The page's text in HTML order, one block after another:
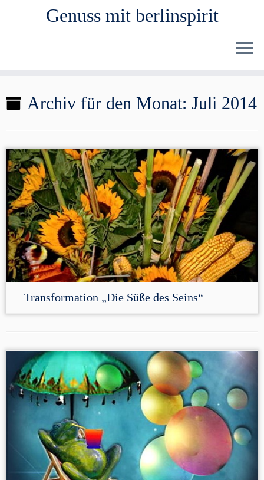
Inhalt
Genuss mit berlinspirit
Archiv für den Monat: Juli 2014
Transformation „Die Süße des Seins“